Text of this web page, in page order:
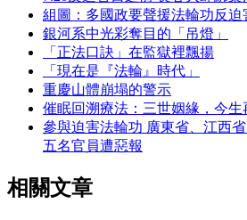
組圖：多國政要聲援法輪功反迫
銀河系中光彩奪目的「吊燈」
「正法口訣」在監獄裡飄揚
「現在是『法輪』時代」
重慶山體崩塌的警示
催眠回溯療法：三世姻緣，今生
參與迫害法輪功 廣東省、江西
五名官員遭惡報
相關文章